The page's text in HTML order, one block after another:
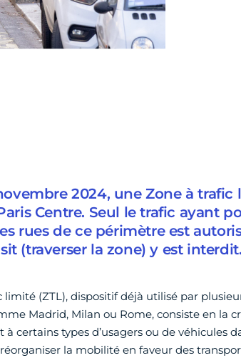
2024, une Zone à trafic
Centre. Seul le trafic ayant
rues de ce périmètre est
(traverser la zone) y est interdit.
limité (ZTL), dispositif déjà utilisé par
Madrid, Milan ou Rome, consiste en la
certains types d’usagers ou de véhicules
la mobilité en faveur des